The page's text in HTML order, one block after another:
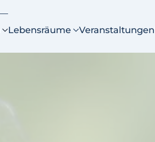
Lebensräume Veranstaltungen